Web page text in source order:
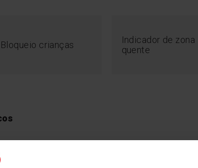
Bloqueio crianças
Indicador de zona
quente